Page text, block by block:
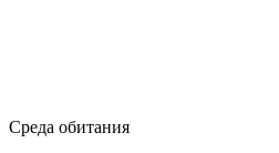
Среда обитания